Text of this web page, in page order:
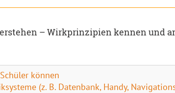
– Wirkprinzipien kennen und
können
(z. B. Datenbank, Handy,